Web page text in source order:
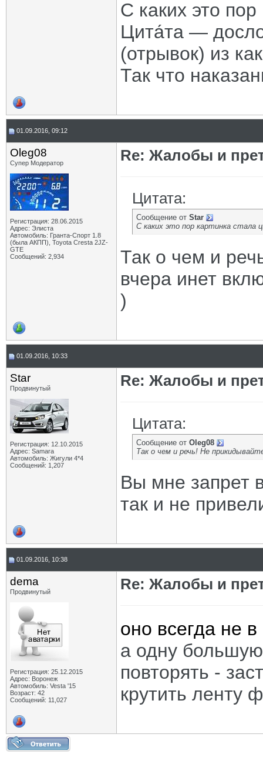
С каких это
Цита́та —
(отрывок) из
Так что
01.09.2016, 09:12
Oleg08
Супер Модератор
Регистрация: 28.06.2015
Адрес: Элиста
Автомобиль: Гранта-Спорт 1.8
(была АКПП), Toyota Cresta 2JZ-
GTE
Сообщений: 2,934
Re: Жалобы и
Цитата:
Сообщение от Star
С каких это пор картинка стала
Так о чем и
вчера инет
)
01.09.2016, 10:33
Star
Продвинутый
Регистрация: 12.10.2015
Адрес: Samara
Автомобиль: Жигули 4*4
Сообщений: 1,207
Re: Жалобы и
Цитата:
Сообщение от Oleg08
Так о чем и речь! Не
Вы мне запрет
так и не
01.09.2016, 10:38
dema
Продвинутый
Регистрация: 25.12.2015
Адрес: Воронеж
Автомобиль: Vesta '15
Возраст: 42
Сообщений: 11,027
Re: Жалобы и
оно всегда не
а одну большую
повторять -
крутить ленту